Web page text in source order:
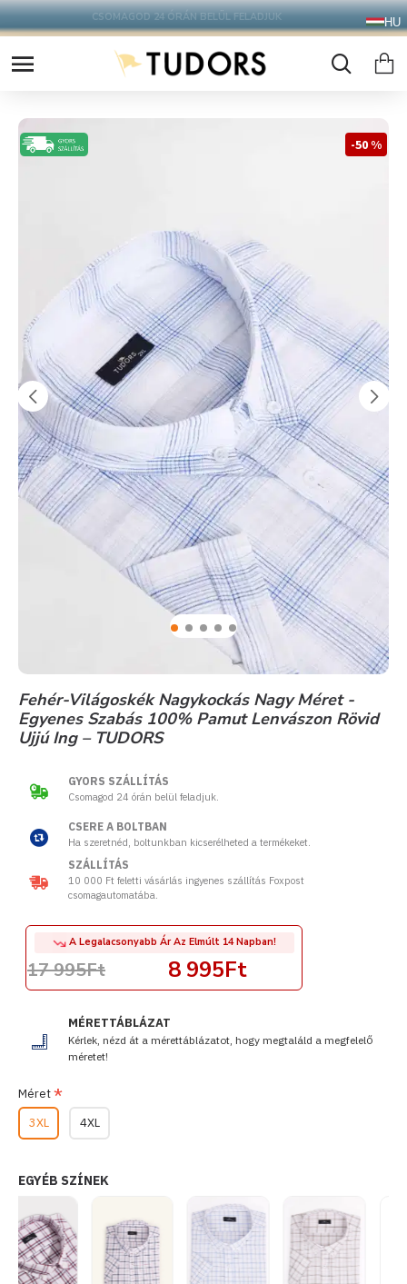
10.000 Ft FELETT INGYENES SZÁLLÍTÁS
FOXPOST CSOMAGAUTOMATÁBA !
HU
-50 %
Fehér-Világoskék Nagykockás Nagy Méret -
Egyenes Szabás 100% Pamut Lenvászon Rövid
Ujjú Ing – TUDORS
MÉRETTÁBLÁZAT
Kérlek, nézd át a mérettáblázatot, hogy megtaláld a megfelelő
méretet!
8 995Ft
A Legalacsonyabb Ár Az Elmúlt 14 Napban!
17 995Ft
Méret
3XL
4XL
EGYÉB SZÍNEK
GYORS SZÁLLÍTÁS
Csomagod 24 órán belül feladjuk.
CSERE A BOLTBAN
Ha szeretnéd, boltunkban kicserélheted a termékeket.
SZÁLLÍTÁS
10 000 Ft feletti vásárlás ingyenes szállítás Foxpost
csomagautomatába.